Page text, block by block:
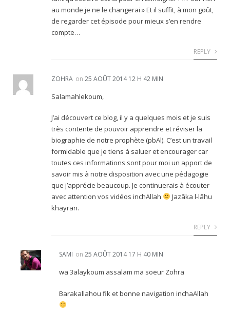
au monde je ne le changerai » Et il suffit, à mon goût,
de regarder cet épisode pour mieux s’en rendre
compte…
REPLY
ZOHRA on 25 AOÛT 2014 12 H 42 MIN
Salamahlekoum,
J’ai découvert ce blog, il y a quelques mois et je suis
très contente de pouvoir apprendre et réviser la
biographie de notre prophète (pbAl). C’est un travail
formidable que je tiens à saluer et encourager car
toutes ces informations sont pour moi un apport de
savoir mis à notre disposition avec une pédagogie
que j’apprécie beaucoup. Je continuerais à écouter
avec attention vos vidéos inchAllah
Jazâka l-lâhu
khayran.
REPLY
SAMI on 25 AOÛT 2014 17 H 40 MIN
wa 3alaykoum assalam ma soeur Zohra
Barakallahou fik et bonne navigation inchaAllah